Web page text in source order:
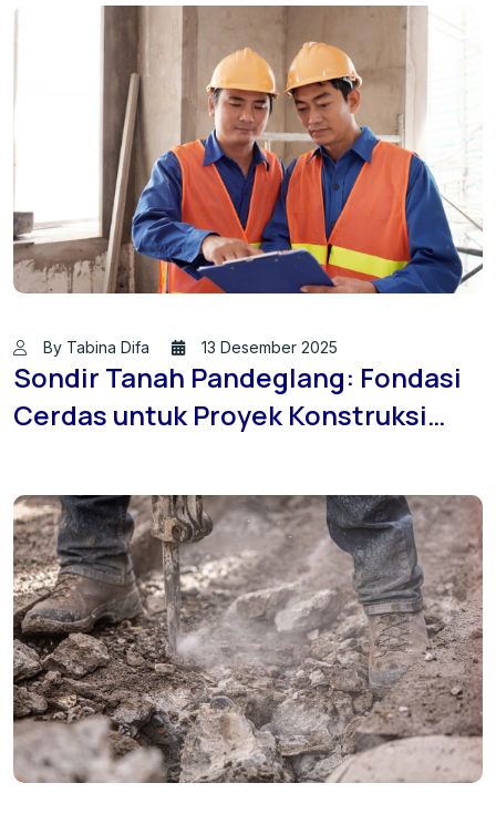
By Tabina Difa 13 Desember 2025
Sondir Tanah Pandeglang: Fondasi
Cerdas untuk Proyek Konstruksi